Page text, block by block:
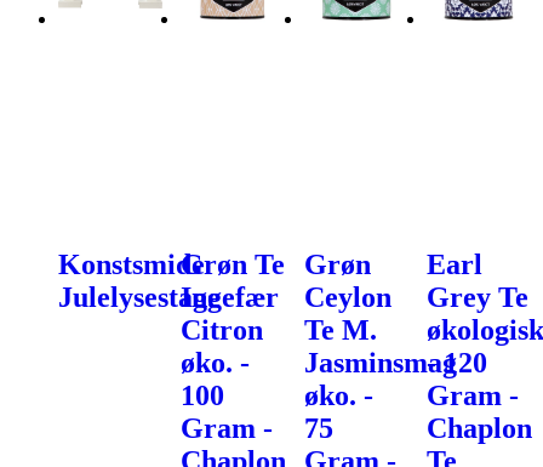
Konstsmide
Julelysestage
Grøn Te
Ingefær
Citron
øko. -
100
Gram -
Chaplon
Grøn
Ceylon
Te M.
Jasminsmag
øko. -
75
Gram -
Earl
Grey Te
økologisk
- 120
Gram -
Chaplon
Te